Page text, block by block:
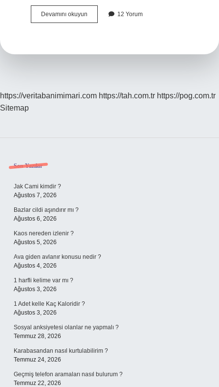
Devamını okuyun
Neyi
12 Yorum
https://veritabanimimari.com https://tah.com.tr https://pog.com.tr
Sitemap
Sidebar
Son Yazılar
Jak Cami kimdir ?
Ağustos 7, 2026
Bazlar cildi aşındırır mı ?
Ağustos 6, 2026
Kaos nereden izlenir ?
Ağustos 5, 2026
Ava giden avlanır konusu nedir ?
Ağustos 4, 2026
1 harfli kelime var mı ?
Ağustos 3, 2026
1 Adet kelle Kaç Kaloridir ?
Ağustos 3, 2026
Sosyal anksiyetesi olanlar ne yapmalı ?
Temmuz 28, 2026
Karabasandan nasıl kurtulabilirim ?
Temmuz 24, 2026
Geçmiş telefon aramaları nasıl bulurum ?
Temmuz 22, 2026